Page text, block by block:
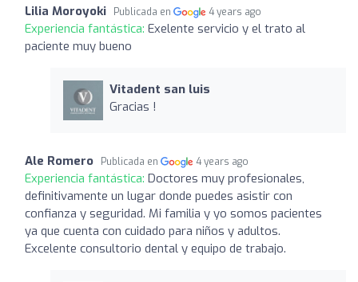
Lilia Moroyoki Publicada en 4 years ago
Experiencia fantástica: Exelente servicio y el trato al
paciente muy bueno
Vitadent san luis
Gracias !
Ale Romero Publicada en 4 years ago
Experiencia fantástica: Doctores muy profesionales,
definitivamente un lugar donde puedes asistir con
confianza y seguridad. Mi familia y yo somos pacientes
ya que cuenta con cuidado para niños y adultos.
Excelente consultorio dental y equipo de trabajo.